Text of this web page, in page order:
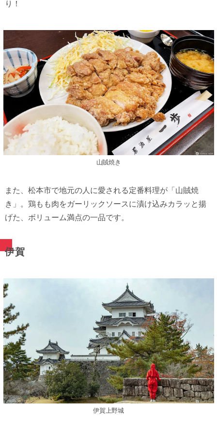
り！
山賊焼き
また、松本市で地元の人に愛される定番料理が「山賊焼
き」。鶏もも肉をガーリックソースに漬け込みカラッと揚
げた、ボリューム満点の一品です。
伊賀
伊賀上野城